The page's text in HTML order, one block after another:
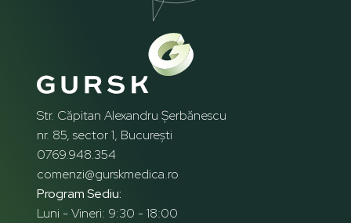
Str. Căpitan Alexandru Șerbănescu
nr. 85, sector 1, București
0769.948.354
comenzi@gurskmedica.ro
Program Sediu:
Luni - Vineri: 9:30 - 18:00